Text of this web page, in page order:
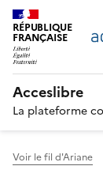
RÉPUBLIQUE
FRANÇAISE
Acceslibre
La plateforme
Voir le fil d'Ariane